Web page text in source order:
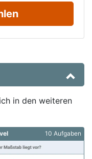
in den weiteren
10 Aufgaben